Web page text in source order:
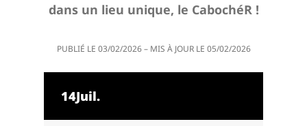
dans un lieu unique, le CabochéR !
PUBLIÉ LE 03/02/2026– MIS À JOUR LE 05/02/2026
14Juil.